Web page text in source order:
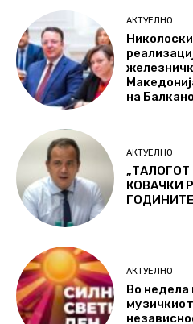
АКТУЕЛНО
на
АКТУЕЛНО
„ТАЛОГОТ
КОВАЧКИ
АКТУЕЛНО
Во недела